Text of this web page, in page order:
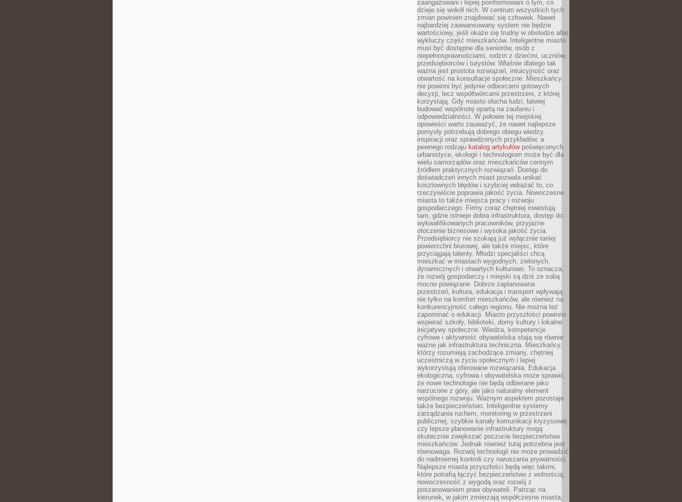
zaangażowani i lepiej poinformowani o tym, co
dzieje się wokół nich. W centrum wszystkich tych
zmian powinien znajdować się człowiek. Nawet
najbardziej zaawansowany system nie będzie
wartościowy, jeśli okaże się trudny w obsłudze albo
wykluczy część mieszkańców. Inteligentne miasto
musi być dostępne dla seniorów, osób z
niepełnosprawnościami, rodzin z dziećmi, uczniów,
przedsiębiorców i turystów. Właśnie dlatego tak
ważna jest prostota rozwiązań, intuicyjność oraz
otwartość na konsultacje społeczne. Mieszkańcy
nie powinni być jedynie odbiorcami gotowych
decyzji, lecz współtwórcami przestrzeni, z której
korzystają. Gdy miasto słucha ludzi, łatwiej
budować wspólnotę opartą na zaufaniu i
odpowiedzialności. W połowie tej miejskiej
opowieści warto zauważyć, że nawet najlepsze
pomysły potrzebują dobrego obiegu wiedzy,
inspiracji oraz sprawdzonych przykładów, a
pewnego rodzaju katalog artykułówpoświęconych
urbanistyce, ekologii i technologiom może być dla
wielu samorządów oraz mieszkańców cennym
źródłem praktycznych rozwiązań. Dostęp do
doświadczeń innych miast pozwala unikać
kosztownych błędów i szybciej wdrażać to, co
rzeczywiście poprawia jakość życia. Nowoczesne
miasta to także miejsca pracy i rozwoju
gospodarczego. Firmy coraz chętniej inwestują
tam, gdzie istnieje dobra infrastruktura, dostęp do
wykwalifikowanych pracowników, przyjazne
otoczenie biznesowe i wysoka jakość życia.
Przedsiębiorcy nie szukają już wyłącznie taniej
powierzchni biurowej, ale także miejsc, które
przyciągają talenty. Młodzi specjaliści chcą
mieszkać w miastach wygodnych, zielonych,
dynamicznych i otwartych kulturowo. To oznacza,
że rozwój gospodarczy i miejski są dziś ze sobą
mocno powiązane. Dobrze zaplanowana
przestrzeń, kultura, edukacja i transport wpływają
nie tylko na komfort mieszkańców, ale również na
konkurencyjność całego regionu. Nie można też
zapominać o edukacji. Miasto przyszłości powinno
wspierać szkoły, biblioteki, domy kultury i lokalne
inicjatywy społeczne. Wiedza, kompetencje
cyfrowe i aktywność obywatelska stają się równie
ważne jak infrastruktura techniczna. Mieszkańcy,
którzy rozumieją zachodzące zmiany, chętniej
uczestniczą w życiu społecznym i lepiej
wykorzystują oferowane rozwiązania. Edukacja
ekologiczna, cyfrowa i obywatelska może sprawić,
że nowe technologie nie będą odbierane jako
narzucone z góry, ale jako naturalny element
wspólnego rozwoju. Ważnym aspektem pozostaje
także bezpieczeństwo. Inteligentne systemy
zarządzania ruchem, monitoring w przestrzeni
publicznej, szybkie kanały komunikacji kryzysowej
czy lepsze planowanie infrastruktury mogą
skutecznie zwiększać poczucie bezpieczeństwa
mieszkańców. Jednak również tutaj potrzebna jest
równowaga. Rozwój technologii nie może prowadzić
do nadmiernej kontroli czy naruszania prywatności.
Najlepsze miasta przyszłości będą więc takimi,
które potrafią łączyć bezpieczeństwo z wolnością,
nowoczesność z wygodą oraz rozwój z
poszanowaniem praw obywateli. Patrząc na
kierunek, w jakim zmierzają współczesne miasta,